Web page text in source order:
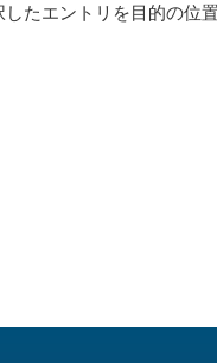
たエントリを目的の位